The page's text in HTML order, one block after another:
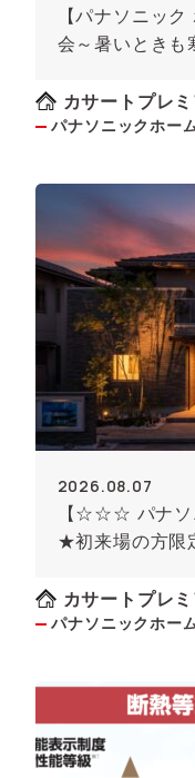
【パナソニッ
会～暑いときも
カサートプレ
パナソニックホー
2026.08.07
【☆☆☆ パナソニック ホー
★初来場の方限
す）
カサートプレ
パナソニックホー